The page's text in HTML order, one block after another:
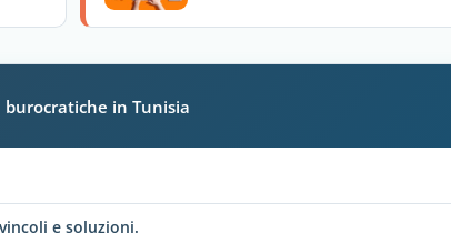
in Tunisia
e soluzioni.